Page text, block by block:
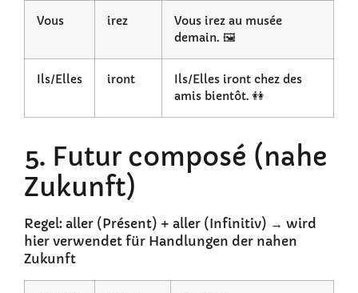
Vous irez
Vous irez au musée
demain. 🖼️
Ils/Elles iront
Ils/Elles iront chez des
amis bientôt. 👭
5. Futur composé (nahe
Zukunft)
Regel: aller (Présent) + aller (Infinitiv) → wird
hier verwendet für Handlungen der nahen
Zukunft